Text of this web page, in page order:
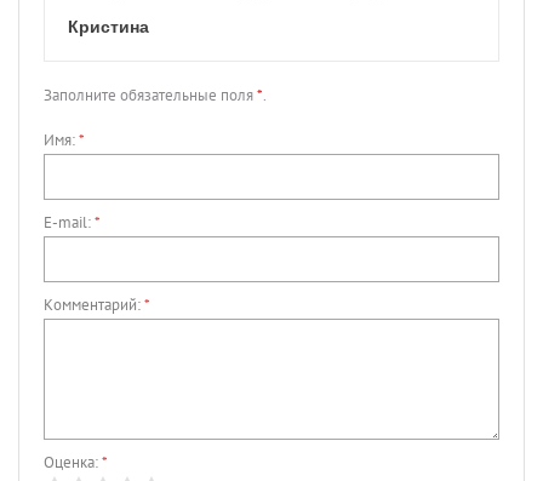
Кристина
Заполните обязательные поля*.
Имя:*
E-mail:*
Комментарий:*
Оценка:*